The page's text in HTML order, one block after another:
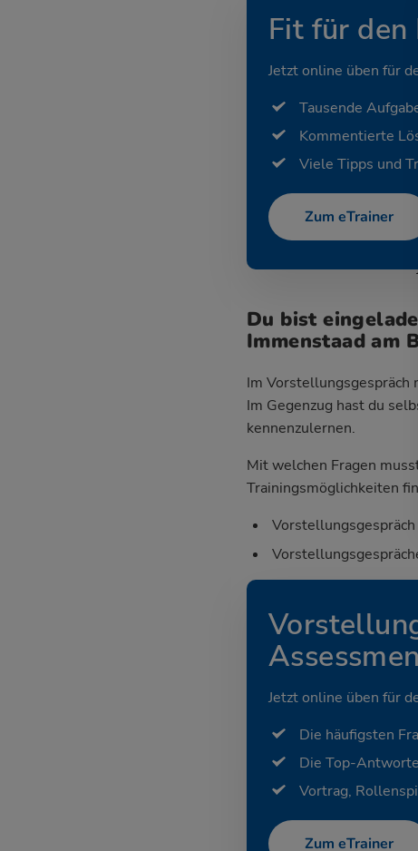
Fit für den
Jetzt online üben für
Tausende
Kommentierte
Viele Tipps und
Zum eTrainer
Du bist
Immenstaad am
Im Vorstellungsgespräch
Im Gegenzug hast du
kennenzulernen.
Mit welchen Fragen
Trainingsmöglichkeiten
Vorstellungsgespräch
Jetzt online üben für
Die häufigsten
Die Top-
Vortrag,
Zum eTrainer